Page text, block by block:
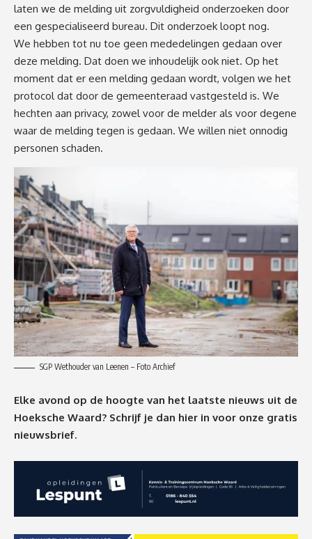
laten we de melding uit zorgvuldigheid onderzoeken door
een gespecialiseerd bureau. Dit onderzoek loopt nog.
We hebben tot nu toe geen mededelingen gedaan over
deze melding. Dat doen we inhoudelijk ook niet. Op het
moment dat er een melding gedaan wordt, volgen we het
protocol dat door de gemeenteraad vastgesteld is. We
hechten aan privacy, zowel voor de melder als voor degene
waar de melding tegen is gedaan. We willen niet onnodig
personen schaden.
SGP Wethouder van Leenen – Foto Archief
Elke avond op de hoogte van het laatste nieuws uit de
Hoeksche Waard? Schrijf je dan hier in voor onze gratis
nieuwsbrief.